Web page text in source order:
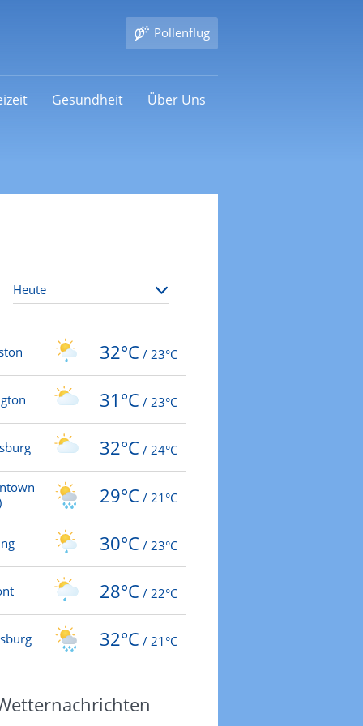
Pollenflug
Gesundheit Über Uns
32°C / 23°C
31°C / 23°C
32°C / 24°C
29°C / 21°C
30°C / 23°C
28°C / 22°C
32°C / 21°C